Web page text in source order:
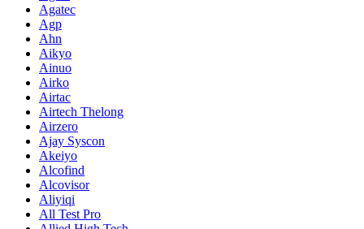
Agatec
Agp
Ahn
Aikyo
Ainuo
Airko
Airtac
Airtech Thelong
Airzero
Ajay Syscon
Akeiyo
Alcofind
Alcovisor
Aliyiqi
All Test Pro